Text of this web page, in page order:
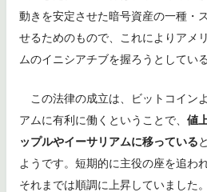
動きを安定させた暗号資産の一種・
せるためのもので、これによりアメ
ムのイニシアチブを握ろうとしてい
この法律の成立は、ビットコイン
アムに有利に働くということで、 値
ップルやイーサリアムに移っている
ようです。短期的に主役の座を追わ
それまでは順調に上昇していました